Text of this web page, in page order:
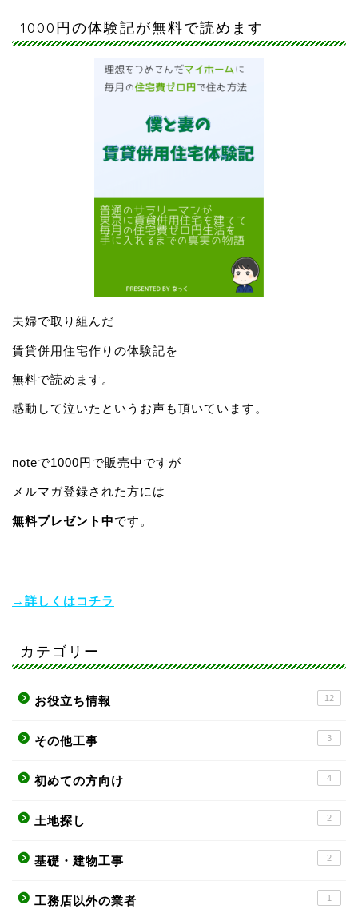
1000円の体験記が無料で読めます
夫婦で取り組んだ
賃貸併用住宅作りの体験記を
無料で読めます。
感動して泣いたというお声も頂いています。
noteで1000円で販売中ですが
メルマガ登録された方には
無料プレゼント中です。
→詳しくはコチラ
カテゴリー
お役立ち情報 12
その他工事 3
初めての方向け 4
土地探し 2
基礎・建物工事 2
工務店以外の業者 1